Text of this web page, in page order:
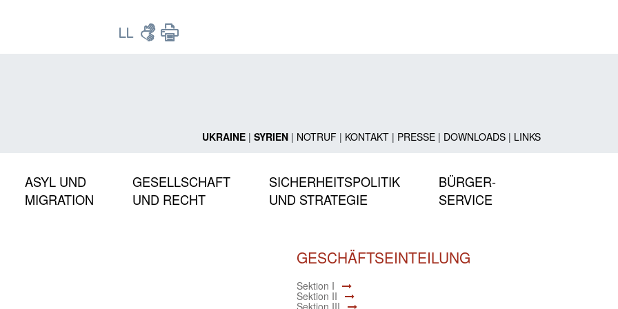
UKRAINE| SYRIEN| NOTRUF| KONTAKT| PRESSE| DOWNLOADS| LINKS
ASYL UND
MIGRATION
GESELLSCHAFT
UND RECHT
SICHERHEITSPOLITIK
UND STRATEGIE
BÜRGER-
SERVICE
GESCHÄFTSEINTEILUNG
Sektion I
Sektion II
Sektion III